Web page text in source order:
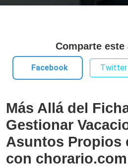
Comparte
Facebook Twitter
Más Allá del
Gestionar
Asuntos Propios
con chorario.com